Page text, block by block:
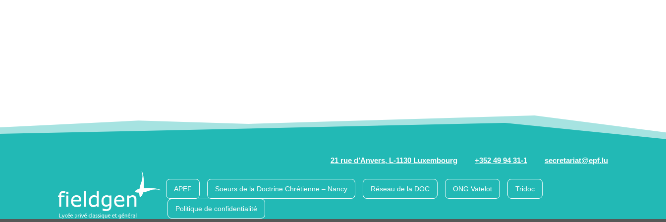
21 rue d’Anvers, L-1130 Luxembourg +352 49 94 31-1 secretariat@epf.lu
APEF Soeurs de la Doctrine Chrétienne – Nancy Réseau de la DOC ONG Vatelot Tridoc
Politique de confidentialité